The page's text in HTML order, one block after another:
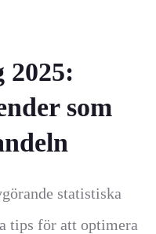
2025:
som
statistiska
tips för att optimera